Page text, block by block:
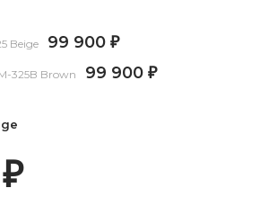
Beige 99 900 ₽
325B Brown 99 900 ₽
₽